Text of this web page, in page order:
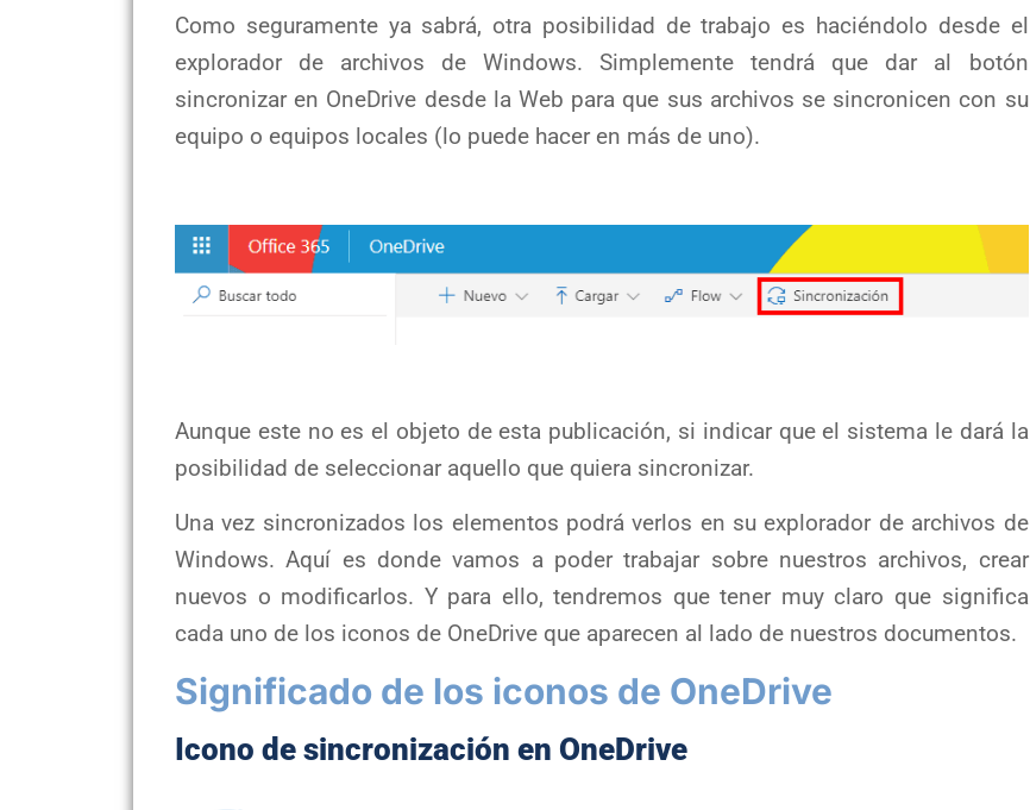
Como seguramente ya sabrá, otra posibilidad de trabajo es haciéndolo desde el
explorador de archivos de Windows. Simplemente tendrá que dar al botón
sincronizar en OneDrive desde la Web para que sus archivos se sincronicen con su
equipo o equipos locales (lo puede hacer en más de uno).
Aunque este no es el objeto de esta publicación, si indicar que el sistema le dará la
posibilidad de seleccionar aquello que quiera sincronizar.
Una vez sincronizados los elementos podrá verlos en su explorador de archivos de
Windows. Aquí es donde vamos a poder trabajar sobre nuestros archivos, crear
nuevos o modificarlos. Y para ello, tendremos que tener muy claro que significa
cada uno de los iconos de OneDrive que aparecen al lado de nuestros documentos.
Significado de los iconos de OneDrive
Icono de sincronización en OneDrive